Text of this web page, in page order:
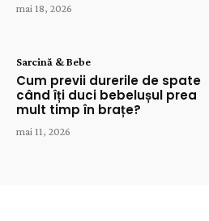
mai 18, 2026
Sarcină & Bebe
Cum previi durerile de spate
când îți duci bebelușul prea
mult timp în brațe?
mai 11, 2026